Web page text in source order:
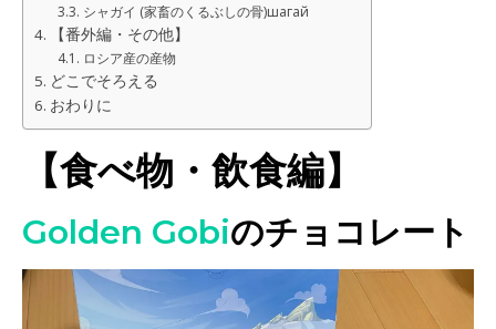
シャガイ (家畜のくるぶしの骨)шагай
【番外編・その他】
ロシア産の産物
どこでそろえる
おわりに
【食べ物・飲食編】
Golden Gobiのチョコレート